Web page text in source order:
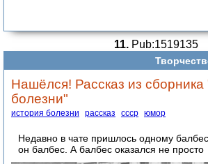
11.Pub:1519135
Нашёлся! Рассказ из
болезни"
история болезни рассказ ссср юмор
Недавно в чате пришлось одному
он балбес. А балбес оказался не просто